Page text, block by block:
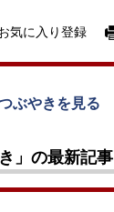
気に入り登録
ぶやきを見る
」の最新記事